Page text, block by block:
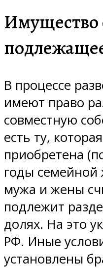
Имущество
В процессе
имеют право
совместную
есть ту,
приобретена
годы
мужа и жены
подлежит
долях. На это
РФ. Иные
установлены